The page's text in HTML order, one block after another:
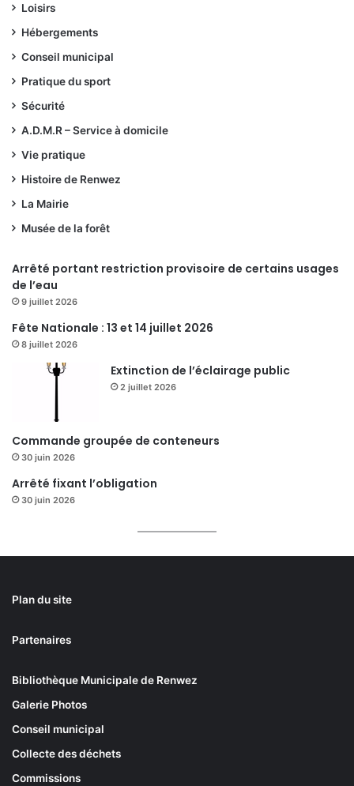
Loisirs
Hébergements
Conseil municipal
Pratique du sport
Sécurité
A.D.M.R – Service à domicile
Vie pratique
Histoire de Renwez
La Mairie
Musée de la forêt
Arrêté portant restriction provisoire de certains usages
de l’eau
9 juillet 2026
Fête Nationale : 13 et 14 juillet 2026
8 juillet 2026
Extinction de l’éclairage public
2 juillet 2026
Commande groupée de conteneurs
30 juin 2026
Arrêté fixant l’obligation
30 juin 2026
Plan du site
Partenaires
Bibliothèque Municipale de Renwez
Galerie Photos
Conseil municipal
Collecte des déchets
Commissions